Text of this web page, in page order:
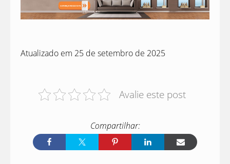
Atualizado em 25 de setembro de 2025
Avalie este post